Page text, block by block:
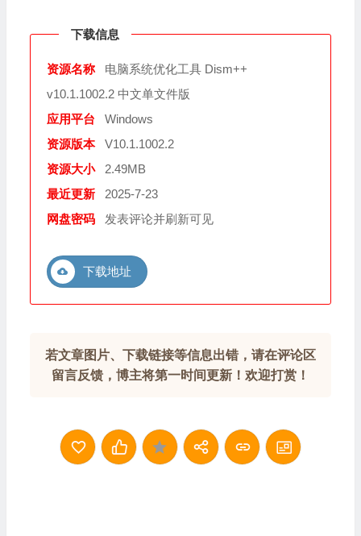
下载信息
资源名称
电脑系统优化工具 Dism++
v10.1.1002.2 中文单文件版
应用平台
Windows
资源版本
V10.1.1002.2
资源大小
2.49MB
最近更新
2025-7-23
网盘密码
发表评论并刷新可见
下载地址
若文章图片、下载链接等信息出错，请在评论区
留言反馈，博主将第一时间更新！欢迎打赏！